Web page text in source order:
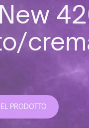
PRODOTTO